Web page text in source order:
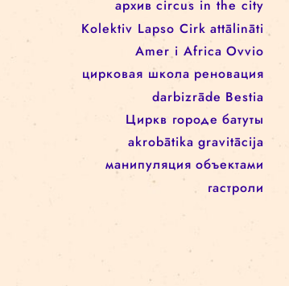
work in progress купол
программa арт-резиденции
akrobāti
резиденций благосостояния
арена Somos ēkultūra monki
inTarsi cirks pilsētā
артисты цирка здание fauna
Новый сезон Архитектурa
Kolektiv Lapso Cirk